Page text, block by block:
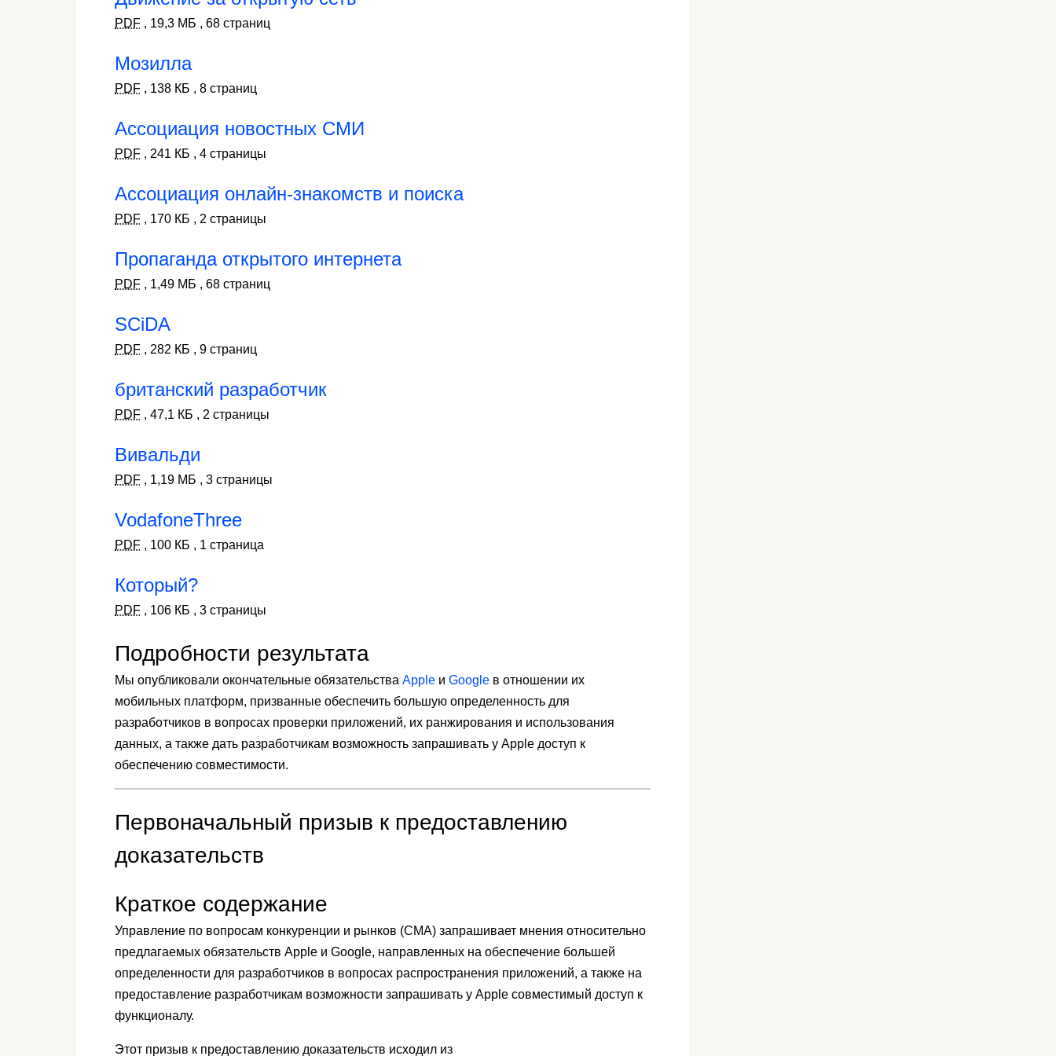
PDF , 19,3 МБ , 68 страниц
Мозилла
PDF , 138 КБ , 8 страниц
Ассоциация новостных СМИ
PDF , 241 КБ , 4 страницы
Ассоциация онлайн-знакомств и поиска
PDF , 170 КБ , 2 страницы
Пропаганда открытого интернета
PDF , 1,49 МБ , 68 страниц
SCiDA
PDF , 282 КБ , 9 страниц
британский разработчик
PDF , 47,1 КБ , 2 страницы
Вивальди
PDF , 1,19 МБ , 3 страницы
VodafoneThree
PDF , 100 КБ , 1 страница
Который?
PDF , 106 КБ , 3 страницы
Подробности результата
Мы опубликовали окончательные обязательства Apple и Google в отношении их
мобильных платформ, призванные обеспечить большую определенность для
разработчиков в вопросах проверки приложений, их ранжирования и использования
данных, а также дать разработчикам возможность запрашивать у Apple доступ к
обеспечению совместимости.
Первоначальный призыв к предоставлению
доказательств
Краткое содержание
Управление по вопросам конкуренции и рынков (CMA) запрашивает мнения относительно
предлагаемых обязательств Apple и Google, направленных на обеспечение большей
определенности для разработчиков в вопросах распространения приложений, а также на
предоставление разработчикам возможности запрашивать у Apple совместимый доступ к
функционалу.
Этот призыв к предоставлению доказательств исходил из